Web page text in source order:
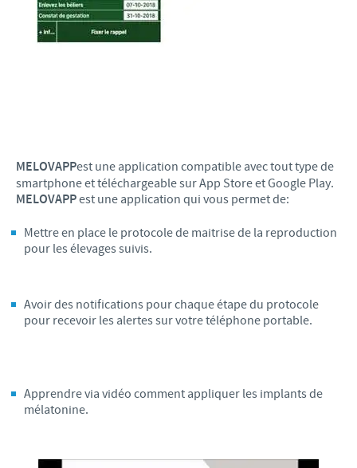
MELOVAPPest une application compatible avec tout type de
smartphone et téléchargeable sur App Store et Google Play.
MELOVAPPest une application qui vous permet de:
Mettre en place le protocole de maitrise de la reproduction
pour les élevages suivis.
Avoir des notifications pour chaque étape du protocole
pour recevoir les alertes sur votre téléphone portable.
Apprendre via vidéo comment appliquer les implants de
mélatonine.